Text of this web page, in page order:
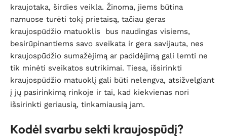
kraujotaka, širdies veikla. Žinoma, jiems būtina
namuose turėti tokį prietaisą, tačiau geras
kraujospūdžio matuoklis bus naudingas visiems,
besirūpinantiems savo sveikata ir gera savijauta, nes
kraujospūdžio sumažėjimą ar padidėjimą gali lemti ne
tik minėti sveikatos sutrikimai. Tiesa, išsirinkti
kraujospūdžio matuoklį gali būti nelengva, atsižvelgiant
į jų pasirinkimą rinkoje ir tai, kad kiekvienas nori
išsirinkti geriausią, tinkamiausią jam.
Kodėl svarbu sekti kraujospūdį?